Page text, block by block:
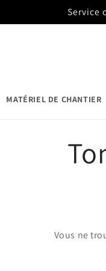
Service
MATÉRIEL DE CHANTIER
C
l
Vous ne